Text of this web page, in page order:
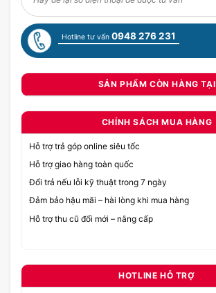
Hotline tư vấn 0948 276 231
SẢN PHẨM CÒN HÀNG TẠI
CHÍNH SÁCH MUA HÀNG
Hỗ trợ trả góp online siêu tốc
Hỗ trợ giao hàng toàn quốc
Đổi trả nếu lỗi kỹ thuật trong 7 ngày
Đảm bảo hậu mãi – hài lòng khi mua hàng
Hỗ trợ thu cũ đổi mới – nâng cấp
HOTLINE HỖ TRỢ